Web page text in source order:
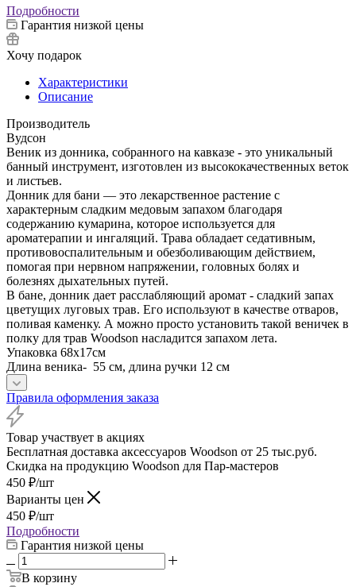
Подробности
Гарантия низкой цены
Хочу подарок
Характеристики
Описание
Производитель
Вудсон
Веник из донника, собранного на кавказе - это уникальный
банный инструмент, изготовлен из высококачественных веток
и листьев.
Донник для бани — это лекарственное растение с
характерным сладким медовым запахом благодаря
содержанию кумарина, которое используется для
ароматерапии и ингаляций. Трава обладает седативным,
противовоспалительным и обезболивающим действием,
помогая при нервном напряжении, головных болях и
болезнях дыхательных путей.
В бане, донник дает расслабляющий аромат - сладкий запах
цветущих луговых трав. Его используют в качестве отваров,
поливая каменку. А можно просто установить такой веничек в
полку для трав Woodson насладится запахом лета.
Упаковка 68х17см
Длина веника- 55 см, длина ручки 12 см
Правила оформления заказа
Товар участвует в акциях
Бесплатная доставка аксессуаров Woodson от 25 тыс.руб.
Скидка на продукцию Woodson для Пар-мастеров
450 ₽/шт
Варианты цен
450 ₽/шт
Подробности
Гарантия низкой цены
В корзину